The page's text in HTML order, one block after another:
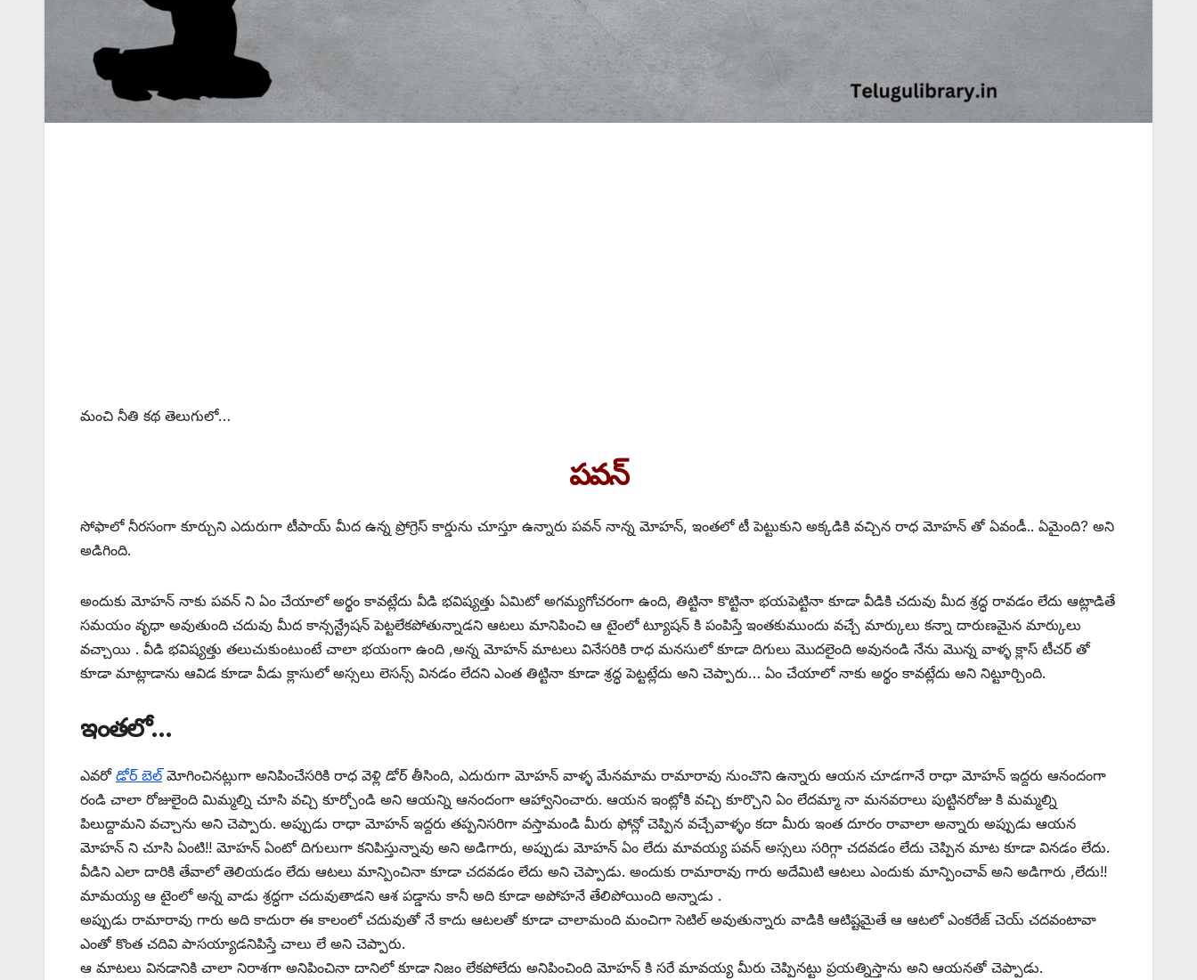
మంచి నీతి కథ తెలుగులో…
పవన్
సోఫాలో నీరసంగా కూర్చుని ఎదురుగా టీపాయ్ మీద ఉన్న ప్రోగ్రెస్ కార్డును చూస్తూ ఉన్నారు పవన్ నాన్న మోహన్, ఇంతలో టీ పెట్టుకుని అక్కడికి వచ్చిన రాధ మోహన్ తో ఏవండీ.. ఏమైంది? అని
అడిగింది.
అందుకు మోహన్ నాకు పవన్ ని ఏం చేయాలో అర్థం కావట్లేదు వీడి భవిష్యత్తు ఏమిటో అగమ్యగోచరంగా ఉంది, తిట్టినా కొట్టినా భయపెట్టినా కూడా వీడికి చదువు మీద శ్రద్ధ రావడం లేదు ఆట్లాడితే
సమయం వృధా అవుతుంది చదువు మీద కాన్సన్ట్రేషన్ పెట్టలేకపోతున్నాడని ఆటలు మానిపించి ఆ టైంలో ట్యూషన్ కి పంపిస్తే ఇంతకుముందు వచ్చే మార్కులు కన్నా దారుణమైన మార్కులు
వచ్చాయి . వీడి భవిష్యత్తు తలుచుకుంటుంటే చాలా భయంగా ఉంది ,అన్న మోహన్ మాటలు వినేసరికి రాధ మనసులో కూడా దిగులు మొదలైంది అవునండి నేను మొన్న వాళ్ళ క్లాస్ టీచర్ తో
కూడా మాట్లాడాను ఆవిడ కూడా వీడు క్లాసులో అస్సలు లెసన్స్ వినడం లేదని ఎంత తిట్టినా కూడా శ్రద్ధ పెట్టట్లేదు అని చెప్పారు… ఏం చేయాలో నాకు అర్థం కావట్లేదు అని నిట్టూర్చింది.
ఇంతలో…
ఎవరో డోర్ బెల్మోగించినట్లుగా అనిపించేసరికి రాధ వెళ్లి డోర్ తీసింది, ఎదురుగా మోహన్ వాళ్ళ మేనమామ రామారావు నుంచొని ఉన్నారు ఆయన చూడగానే రాధా మోహన్ ఇద్దరు ఆనందంగా
రండి చాలా రోజులైంది మిమ్మల్ని చూసి వచ్చి కూర్చోండి అని ఆయన్ని ఆనందంగా ఆహ్వానించారు. ఆయన ఇంట్లోకి వచ్చి కూర్చొని ఏం లేదమ్మా నా మనవరాలు పుట్టినరోజు కి మమ్మల్ని
పిలుద్దామని వచ్చాను అని చెప్పారు. అప్పుడు రాధా మోహన్ ఇద్దరు తప్పనిసరిగా వస్తామండి మీరు ఫోన్లో చెప్పిన వచ్చేవాళ్ళం కదా మీరు ఇంత దూరం రావాలా అన్నారు అప్పుడు ఆయన
మోహన్ ని చూసి ఏంటి!! మోహన్ ఏంటో దిగులుగా కనిపిస్తున్నావు అని అడిగారు, అప్పుడు మోహన్ ఏం లేదు మావయ్య పవన్ అస్సలు సరిగ్గా చదవడం లేదు చెప్పిన మాట కూడా వినడం లేదు.
వీడిని ఎలా దారికి తేవాలో తెలియడం లేదు ఆటలు మాన్పించినా కూడా చదవడం లేదు అని చెప్పాడు. అందుకు రామారావు గారు అదేమిటి ఆటలు ఎందుకు మాన్పించావ్ అని అడిగారు ,లేదు!!
మామయ్య ఆ టైంలో అన్న వాడు శ్రద్ధగా చదువుతాడని ఆశ పడ్డాను కానీ అది కూడా అపోహనే తేలిపోయింది అన్నాడు .
అప్పుడు రామారావు గారు అది కాదురా ఈ కాలంలో చదువుతో నే కాదు ఆటలతో కూడా చాలామంది మంచిగా సెటిల్ అవుతున్నారు వాడికి ఆటిష్టమైతే ఆ ఆటలో ఎంకరేజ్ చెయ్ చదవంటావా
ఎంతో కొంత చదివి పాసయ్యాడనిపిస్తే చాలు లే అని చెప్పారు.
ఆ మాటలు వినడానికి చాలా నిరాశగా అనిపించినా దానిలో కూడా నిజం లేకపోలేదు అనిపించింది మోహన్ కి సరే మావయ్య మీరు చెప్పినట్టు ప్రయత్నిస్తాను అని ఆయనతో చెప్పాడు.